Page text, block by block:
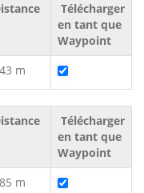
Télécharger
en tant que
Waypoint
m
Télécharger
en tant que
Waypoint
m